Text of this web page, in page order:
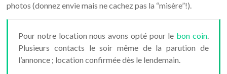
photos (donnez envie mais ne cachez pas la “misère”!).
Pour notre location nous avons opté pour le bon coin.
Plusieurs contacts le soir même de la parution de
l’annonce ; location confirmée dès le lendemain.